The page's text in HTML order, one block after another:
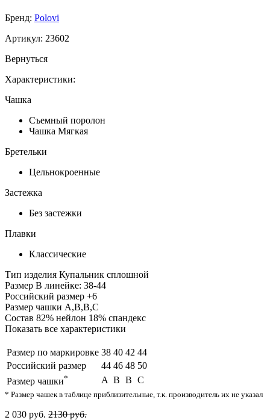
Бренд: Polovi
Артикул: 23602
Вернуться
Характеристики:
Чашка
Съемный поролон
Чашка Мягкая
Бретельки
Цельнокроенные
Застежка
Без застежки
Плавки
Классические
Тип изделия Купальник сплошной
Размер В линейке: 38-44
Российский размер +6
Размер чашки A,B,B,C
Состав 82% нейлон 18% спандекс
Показать все характеристики
Размер по маркировке 38 40 42 44
Российский размер
44 46 48 50
Размер чашки* A B B C
* Размер чашек в таблице приблизительные, т.к. производитель их не указал
2 030 руб. 2130 руб.